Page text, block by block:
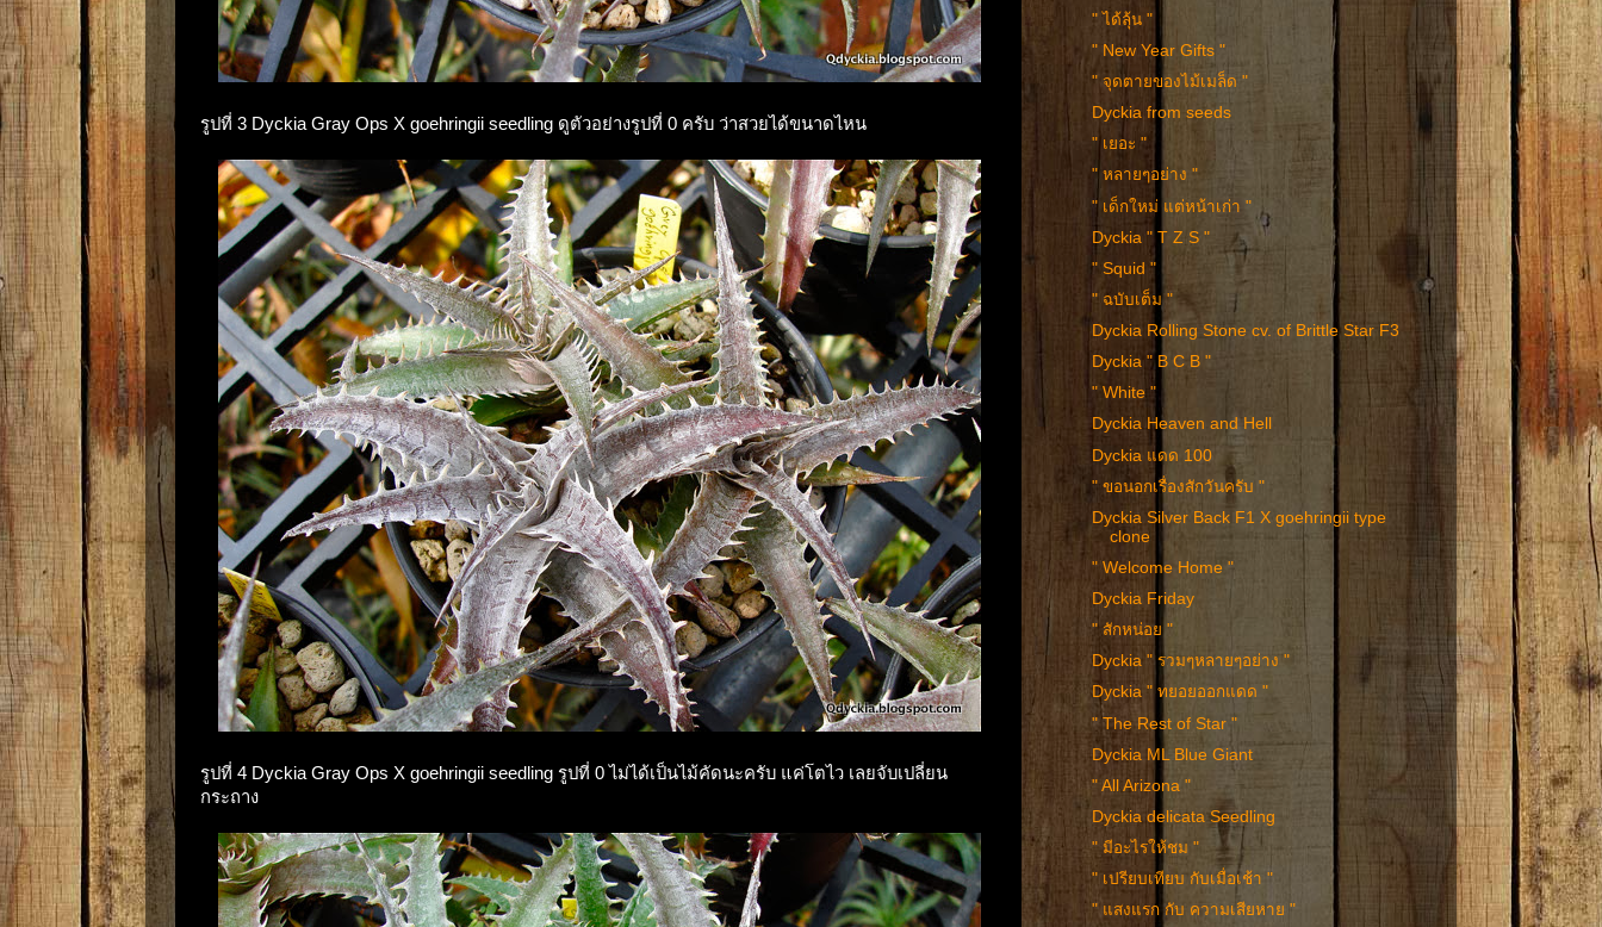
รูปที่ 3 Dyckia Gray Ops X goehringii seedling ดูตัวอย่างรูปที่ 0 ครับ ว่าสวยได้ขนาดไหน
รูปที่ 4 Dyckia Gray Ops X goehringii seedling รูปที่ 0 ไม่ได้เป็นไม้คัดนะครับ แค่โตไว เลยจับเปลี่ยน
กระถาง
" ได้ลุ้น "
" New Year Gifts "
" จุดตายของไม้เมล็ด "
Dyckia from seeds
" เยอะ "
" หลายๆอย่าง "
" เด็กใหม่ แต่หน้าเก่า "
Dyckia " T Z S "
" Squid "
" ฉบับเต็ม "
Dyckia Rolling Stone cv. of Brittle Star F3
Dyckia " B C B "
" White "
Dyckia Heaven and Hell
Dyckia แดด 100
" ขอนอกเรื่องสักวันครับ "
Dyckia Silver Back F1 X goehringii type
clone
" Welcome Home "
Dyckia Friday
" สักหน่อย "
Dyckia " รวมๆหลายๆอย่าง "
Dyckia " ทยอยออกแดด "
" The Rest of Star "
Dyckia ML Blue Giant
" All Arizona "
Dyckia delicata Seedling
" มีอะไรให้ชม "
" เปรียบเทียบ กับเมื่อเช้า "
" แสงแรก กับ ความเสียหาย "